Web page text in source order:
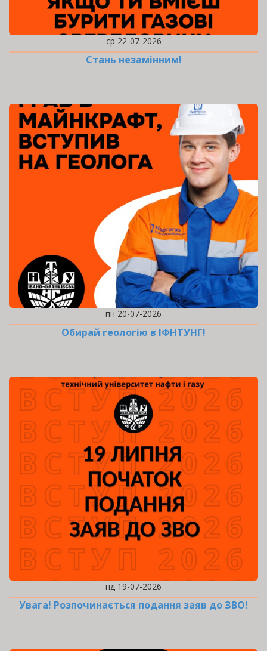
ср 22-07-2026
Стань незамінним!
пн 20-07-2026
Обирай геологію в ІФНТУНГ!
нд 19-07-2026
Увага! Розпочинається подання заяв до ЗВО!